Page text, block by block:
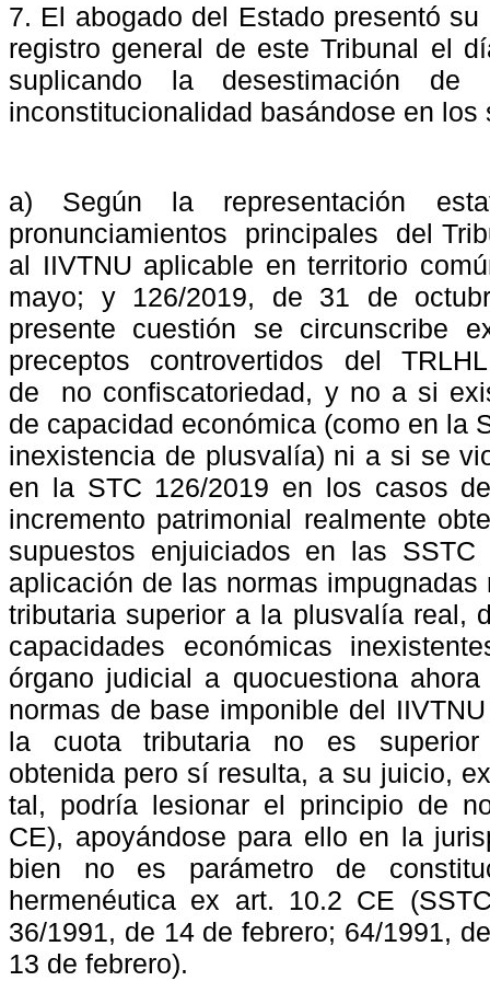
7. El abogado del Estado presentó
registro general de este Tribunal el
suplicando la desestimación
inconstitucionalidad basándose en los
a) Según la representación
pronunciamientos
principales
del
al IIVTNU aplicable en territorio
mayo; y 126/2019, de 31 de
presente cuestión se circunscribe
preceptos
controvertidos del
TRLHL
de
no confiscatoriedad, y no a si
de capacidad económica (como en la
inexistencia de plusvalía) ni a si se
en la STC 126/2019 en los casos
incremento patrimonial realmente
supuestos enjuiciados en las
aplicación de las normas
tributaria superior a la plusvalía real,
capacidades económicas
órgano judicial a quocuestiona
normas de base imponible del IIVTNU
la
cuota tributaria no es
superior
obtenida pero sí resulta, a su juicio,
tal, podría lesionar el principio de
CE), apoyándose para ello en la
bien no es parámetro de
hermenéutica ex art. 10.2 CE
36/1991, de 14 de febrero; 64/1991,
13 de febrero).